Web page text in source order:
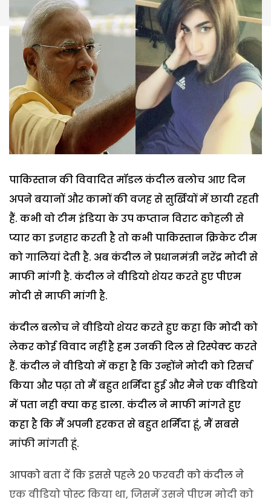
पाकिस्तान की विवादित मॉडल कंदील बलोच आए दिन
अपने बयानों और कामों की वजह से सुर्खियों में छायी रहती
हैं. कभी वो टीम इंडिया के उप कप्तान विराट कोहली से
प्यार का इजहार करती है तो कभी पाकिस्तान क्रिकेट टीम
को गालियां देती है. अब कंदील ने प्रधानमंत्री नरेंद्र मोदी से
माफी मांगी है. कंदील ने वीडियो शेयर करते हुए पीएम
मोदी से माफी मांगी है.
कंदील बलोच ने वीडियो शेयर करते हुए कहा कि मोदी को
लेकर कोई विवाद नहीं है हम उनकी दिल से रिस्पेक्ट करते
हैं. कंदील ने वीडियो में कहा है कि उन्होंने मोदी को रिसर्च
किया और पढ़ा तो मैं बहुत शर्मिंदा हुई और मैने एक वीडियो
में पता नही क्या कह डाला. कंदील ने माफी मांगते हुए
कहा है कि मैं अपनी हरकत से बहुत शर्मिंदा हूं, मैं सबसे
मांफी मांगती हूं.
आपको बता दें कि इससे पहले 20 फरवरी को कंदील ने
एक वीडियो पोस्ट किया था, जिसमें उसने पीएम मोदी को